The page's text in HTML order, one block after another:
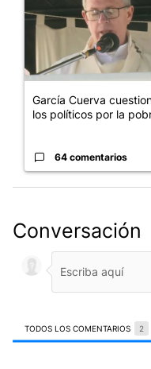
García Cuerva
los políticos por la
64 comentarios
Conversación
TODOS LOS COMENTARIOS 2